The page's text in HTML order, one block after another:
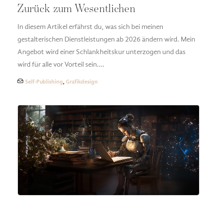
Zurück zum Wesentlichen
In diesem Artikel erfährst du, was sich bei meinen
gestalterischen Dienstleistungen ab 2026 ändern wird. Mein
Angebot wird einer Schlankheitskur unterzogen und das
wird für alle vor Vorteil sein.…
Self-Publishing, Grafikdesign